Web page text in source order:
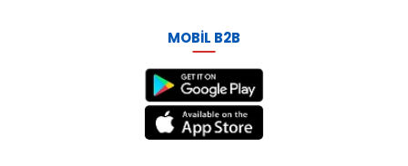
MOBİL B2B